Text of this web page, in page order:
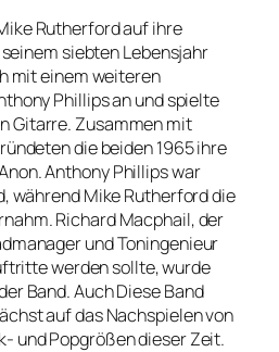
Rutherford auf ihre
siebten Lebensjahr
mit einem weiteren
Phillips an und spielte
Gitarre. Zusammen mit
die beiden 1965 ihre
Anthony Phillips war
während Mike Rutherford die
Richard Macphail, der
und Toningenieur
werden sollte, wurde
Band. Auch Diese Band
auf das Nachspielen von
und Popgrößen dieser Zeit.